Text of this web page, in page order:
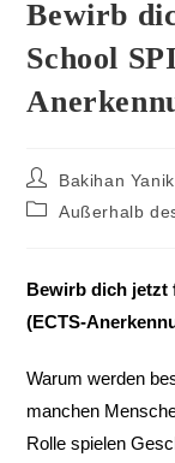
Bewirb
School
Bakihan Yanik
Außerhalb
Bewirb dich jetzt
(ECTS-
Warum werden
manchen
Rolle spielen